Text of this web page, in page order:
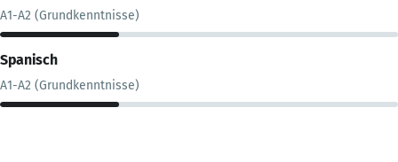
A1-A2 (Grundkenntnisse)
Spanisch
A1-A2 (Grundkenntnisse)